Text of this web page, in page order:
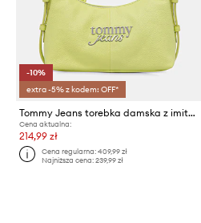
-10%
extra -5% z kodem: OFF*
Tommy Jeans torebka damska z imitacji skóry
Cena aktualna:
214,99 zł
Cena regularna:409,99 zł
Najniższa cena:239,99 zł